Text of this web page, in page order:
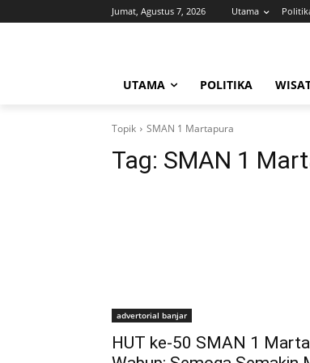
Jumat, Agustus 7, 2026 Utama
UTAMA POLITIKA
Topik SMAN 1 Martapura
Tag: SMAN 1
advertorial banjar
HUT ke-50 SMAN 1